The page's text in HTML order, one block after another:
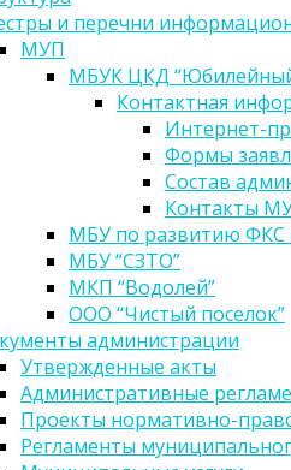
и перечни
МУП
МБУК ЦКД
Контактная
Интернет-
Формы
Состав
Контакты
МБУ по развитию
МБУ “СЗТО”
МКП “Водолей”
ООО “Чистый поселок”
администрации
Утвержденные акты
Административные
Проекты нормативно-
Регламенты